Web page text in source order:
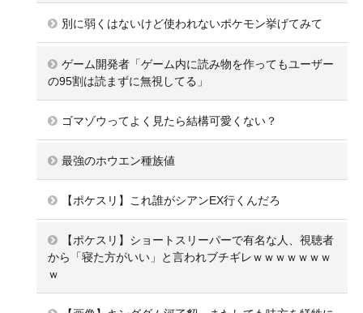
別に弱くはないけど使われないポケモン挙げてみて
ゲーム開発者「ゲーム内に読み物を作ってもユーザー
の95割は読まずに無視してる」
ゴマゾウってよく見たら結構可愛くない？
最強のホウエン種族値
【ポケスリ】これ誰がシアンEX行くんだろ
【ポケスリ】ショートスリーパーで有名な人、視聴者
から「寝た方がいい」と言われブチギレｗｗｗｗｗｗｗ
ｗ